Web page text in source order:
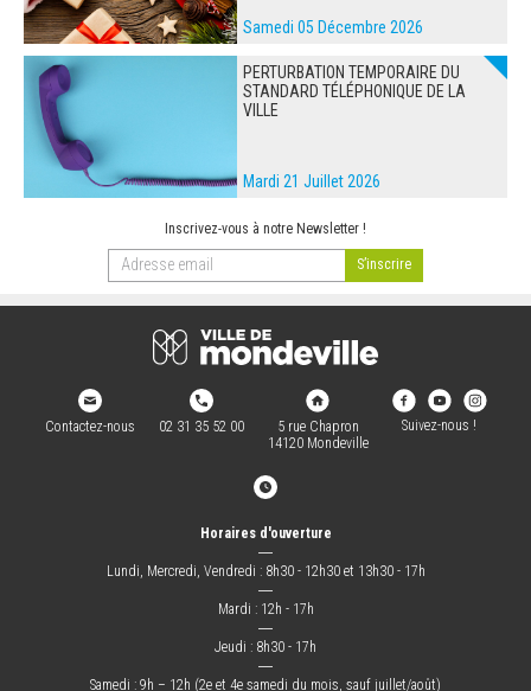
Samedi 05 Décembre 2026
PERTURBATION TEMPORAIRE DU
STANDARD TÉLÉPHONIQUE DE LA
VILLE
Mardi 21 Juillet 2026
Inscrivez-vous à notre Newsletter !
Contactez-nous 02 31 35 52 00
5 rue Chapron
14120 Mondeville
Suivez-nous !
Horaires d'ouverture
―
Lundi, Mercredi, Vendredi : 8h30 - 12h30 et 13h30 - 17h
―
Mardi : 12h - 17h
―
Jeudi : 8h30 - 17h
―
Samedi : 9h – 12h (2e et 4e samedi du mois, sauf juillet/août)